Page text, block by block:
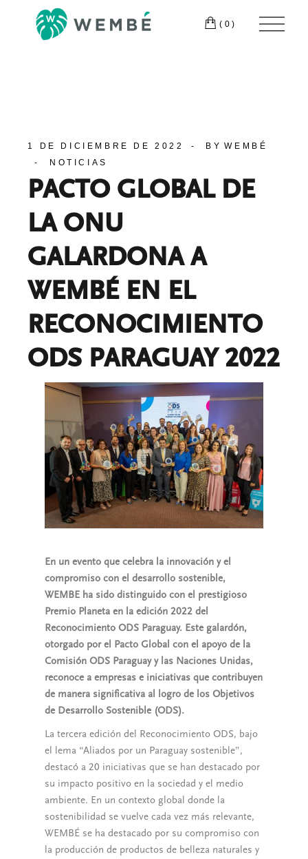
(0)
1 DE DICIEMBRE DE 2022 BY WEMBÉ
NOTICIAS
PACTO GLOBAL DE
LA ONU
GALARDONA A
WEMBÉ EN EL
RECONOCIMIENTO
ODS PARAGUAY 2022
En un evento que celebra la innovación y el
compromiso con el desarrollo sostenible,
WEMBE ha sido distinguido con el prestigioso
Premio Planeta en la edición 2022 del
Reconocimiento ODS Paraguay. Este galardón,
otorgado por el Pacto Global con el apoyo de la
Comisión ODS Paraguay y las Naciones Unidas,
reconoce a empresas e iniciativas que contribuyen
de manera significativa al logro de los Objetivos
de Desarrollo Sostenible (ODS).
La tercera edición del Reconocimiento ODS, bajo
el lema “Aliados por un Paraguay sostenible”,
destacó a 20 iniciativas que se han destacado por
su impacto positivo en la sociedad y el medio
ambiente. En un contexto global donde la
sostenibilidad se vuelve cada vez más relevante,
WEMBÉ se ha destacado por su compromiso con
la producción de productos de belleza naturales y